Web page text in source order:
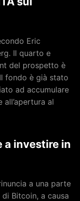
Eric
Il quarto e
del prospetto è
fondo è già stato
ad accumulare
al
a investire in
a una parte
Bitcoin, a causa